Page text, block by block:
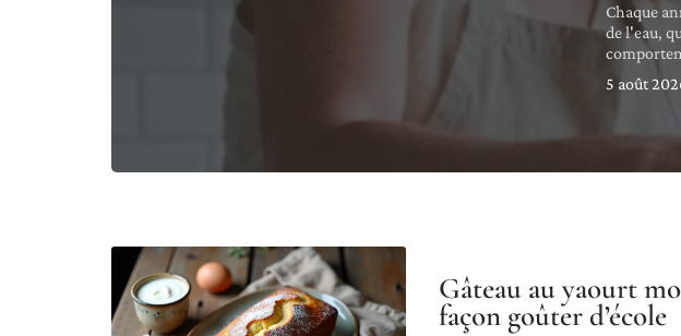
Chaque
de l'eau,
5 août
Gâteau au yaourt
façon goûter d’école